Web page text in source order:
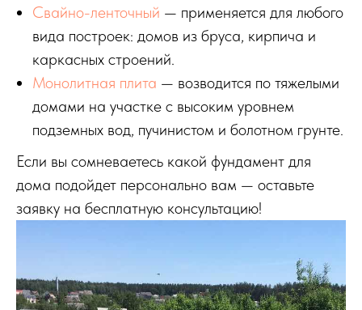
Свайно-ленточный — применяется для любого
вида построек: домов из бруса, кирпича и
каркасных строений.
Монолитная плита — возводится по тяжелыми
домами на участке с высоким уровнем
подземных вод, пучинистом и болотном грунте.
Если вы сомневаетесь какой фундамент для
дома подойдет персонально вам — оставьте
заявку на бесплатную консультацию!